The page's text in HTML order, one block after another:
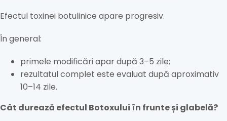
Efectul toxinei botulinice apare progresiv.
În general:
primele modificări apar după 3–5 zile;
rezultatul complet este evaluat după aproximativ
10–14 zile.
Cât durează efectul Botoxului în frunte și glabelă?